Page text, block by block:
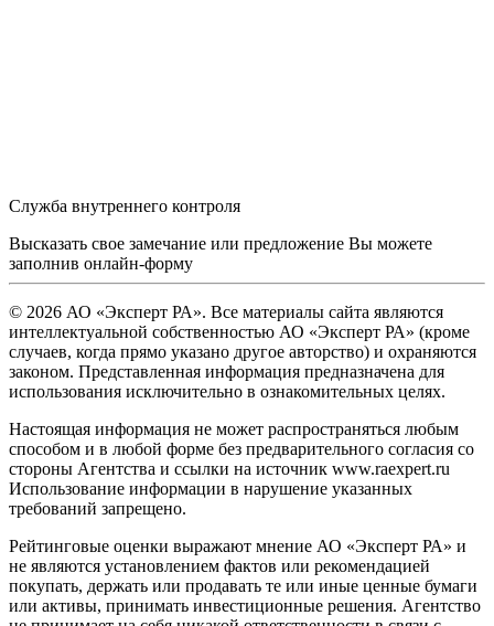
Служба внутреннего контроля
Высказать свое замечание или предложение Вы можете
заполнив онлайн-форму
© 2026 АО «Эксперт РА». Все материалы сайта являются
интеллектуальной собственностью АО «Эксперт РА» (кроме
случаев, когда прямо указано другое авторство) и охраняются
законом. Представленная информация предназначена для
использования исключительно в ознакомительных целях.
Настоящая информация не может распространяться любым
способом и в любой форме без предварительного согласия со
стороны Агентства и ссылки на источник www.raexpert.ru
Использование информации в нарушение указанных
требований запрещено.
Рейтинговые оценки выражают мнение АО «Эксперт РА» и
не являются установлением фактов или рекомендацией
покупать, держать или продавать те или иные ценные бумаги
или активы, принимать инвестиционные решения. Агентство